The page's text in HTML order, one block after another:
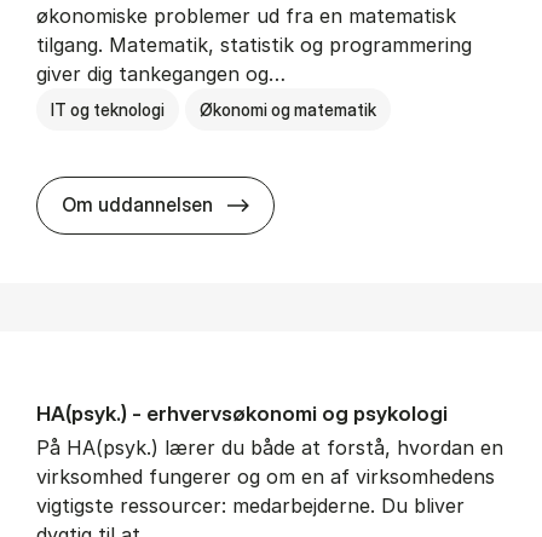
økonomiske problemer ud fra en matematisk
tilgang. Matematik, statistik og programmering
giver dig tankegangen og…
IT og teknologi Økonomi og matematik
Om uddannelsen HA(mat.) - erhvervs­økonomi og
HA(psyk.) - erhvervs­økonomi og psy­ko­lo­gi
På HA(psyk.) lærer du både at forstå, hvordan en
virksomhed fungerer og om en af virksomhedens
vigtigste ressourcer: medarbejderne. Du bliver